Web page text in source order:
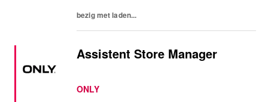
bezig met laden...
Assistent Store Manager
ONLY